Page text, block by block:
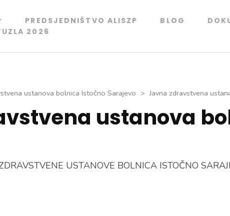
PREDSJEDNIŠTVO ALISZP BLOG
2026
ustanova bolnica Istočno Sarajevo > Javna zdravstvena
ustanova
USTANOVE BOLNICA ISTOČNO